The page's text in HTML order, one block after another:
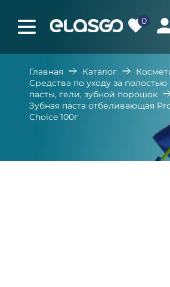
0
Главная Каталог
Средства по уходу за полостью
пасты, гели, зубной порошок
Зубная паста отбеливающая
Choice 100г